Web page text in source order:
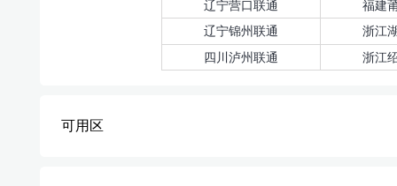
辽宁营口联通
福建
辽宁锦州联通
浙江
四川泸州联通
浙江
可用区